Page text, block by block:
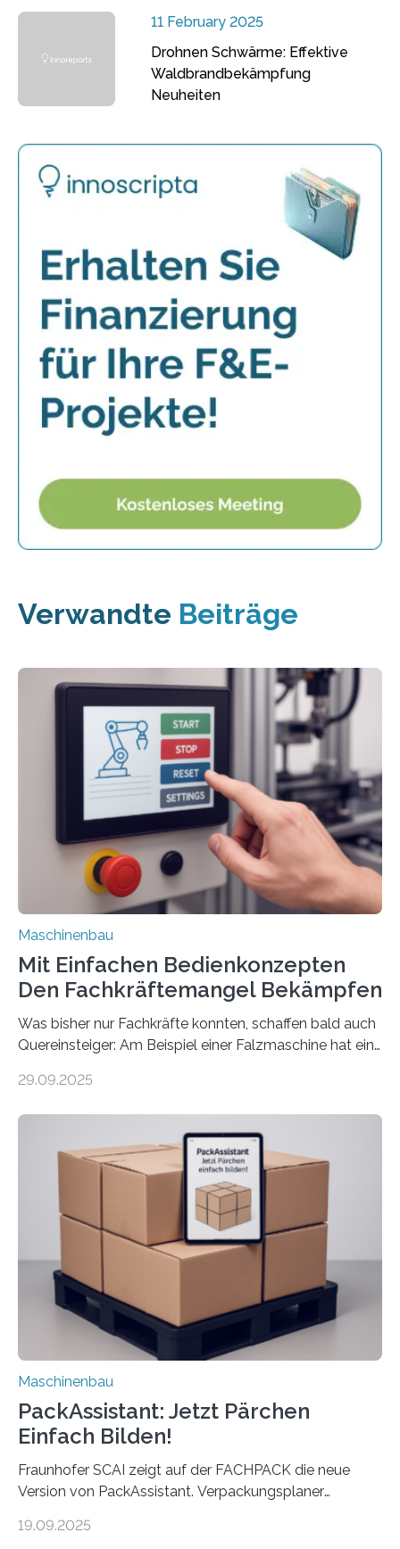
11 February 2025
Drohnen Schwärme: Effektive
Waldbrandbekämpfung
Neuheiten
Verwandte Beiträge
Maschinenbau
Mit Einfachen Bedienkonzepten
Den Fachkräftemangel Bekämpfen
Was bisher nur Fachkräfte konnten, schaffen bald auch
Quereinsteiger: Am Beispiel einer Falzmaschine hat ein
Mensch-Maschine-Schnittstelle so sehr vereinfacht,
Die zugrunde liegende Methodik lässt sich auf alle
anderen Maschinen übertragen. Eine Falzmaschine
umzurüsten ist ein Job für echte Profis. Eine solche
Maschine faltet in Druckereien Broschüren, Prospekte,
Landkarten und vieles mehr – mehrere Zehntausend
Exemplare pro Stunde. Je nach Maschinentyp und
Auftrag kann das Umrüsten…
29.09.2025
Maschinenbau
PackAssistant: Jetzt Pärchen
Einfach Bilden!
Fraunhofer SCAI zeigt auf der FACHPACK die neue
Version von PackAssistant. Verpackungsplaner
Automobil, Maschinenbau und in der Zulieferindustrie.
19.09.2025